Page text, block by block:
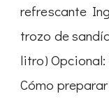
refrescante
trozo de
litro)
Cómo